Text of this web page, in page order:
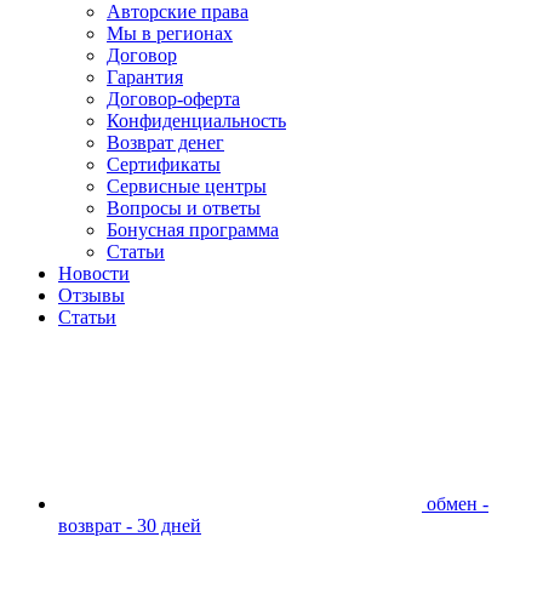
Авторские права
Мы в регионах
Договор
Гарантия
Договор-оферта
Конфиденциальность
Возврат денег
Сертификаты
Сервисные центры
Вопросы и ответы
Бонусная программа
Статьи
Новости
Отзывы
Статьи
обмен -
возврат - 30 дней